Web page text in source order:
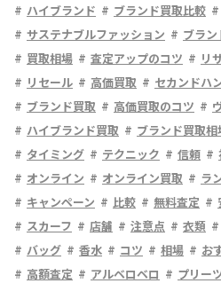
ハイブランド
ブランド買取比較
サステナブルファッション
ブラ
買取相場
査定アップのコツ
リ
リセール
高価買取 セカンドハ
ブランド買取
高価買取のコツ
ハイブランド買取
ブランド買取相
タイミング
テクニック 信頼
オンライン
オンライン買取 ラ
キャンペーン
比較 無料査定
スカーフ
店舗 注意点 衣類
バッグ
香水 コツ 相場 お
高額査定
アルベロベロ プリー